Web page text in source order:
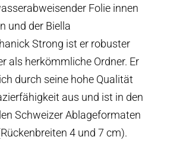
Folie innen
und der Biella
Strong ist er robuster
als herkömmliche Ordner. Er
durch seine hohe Qualität
aus und ist in den
Schweizer Ablageformaten
4 und 7 cm).